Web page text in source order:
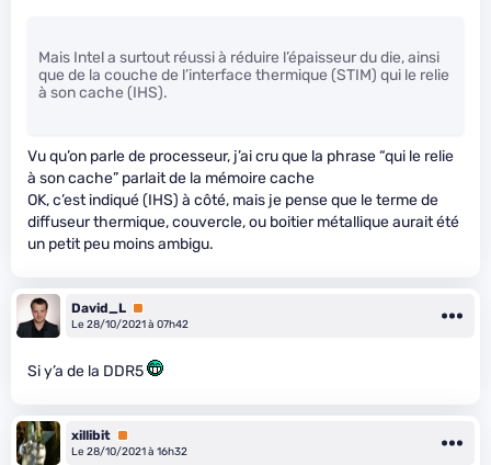
Mais Intel a surtout réussi à réduire l’épaisseur du die, ainsi
que de la couche de l’interface thermique (STIM) qui le relie
à son cache (IHS).
Vu qu’on parle de processeur, j’ai cru que la phrase “qui le relie
à son cache” parlait de la mémoire cache
OK, c’est indiqué (IHS) à côté, mais je pense que le terme de
diffuseur thermique, couvercle, ou boitier métallique aurait été
un petit peu moins ambigu.
David_L Premium
Le 28/10/2021 à 07h42
Si y’a de la DDR5
xillibit Premium
Le 28/10/2021 à 16h32